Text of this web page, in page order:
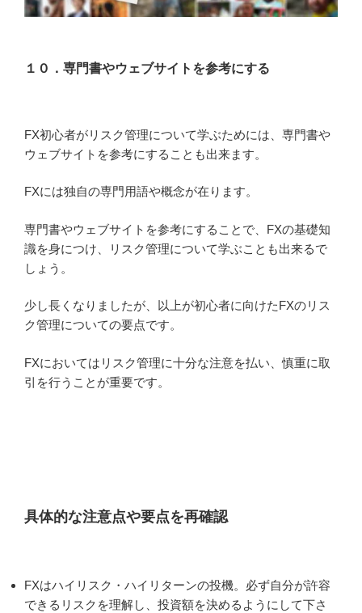
１０．専門書やウェブサイトを参考にする
FX初心者がリスク管理について学ぶためには、専門書や
ウェブサイトを参考にすることも出来ます。
FXには独自の専門用語や概念が在ります。
専門書やウェブサイトを参考にすることで、FXの基礎知
識を身につけ、リスク管理について学ぶことも出来るで
しょう。
少し長くなりましたが、以上が初心者に向けたFXのリス
ク管理についての要点です。
FXにおいてはリスク管理に十分な注意を払い、慎重に取
引を行うことが重要です。
具体的な注意点や要点を再確認
FXはハイリスク・ハイリターンの投機。必ず自分が許容
できるリスクを理解し、投資額を決めるようにして下さ